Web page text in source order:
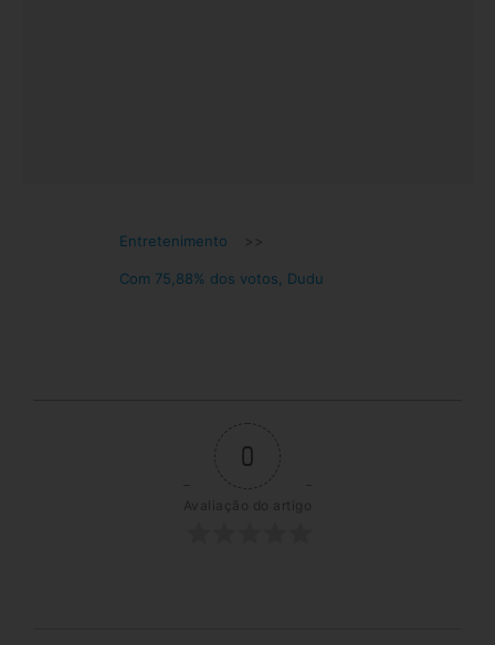
Entretenimento >>
Com 75,88% dos votos, Dudu
0
Avaliação do artigo